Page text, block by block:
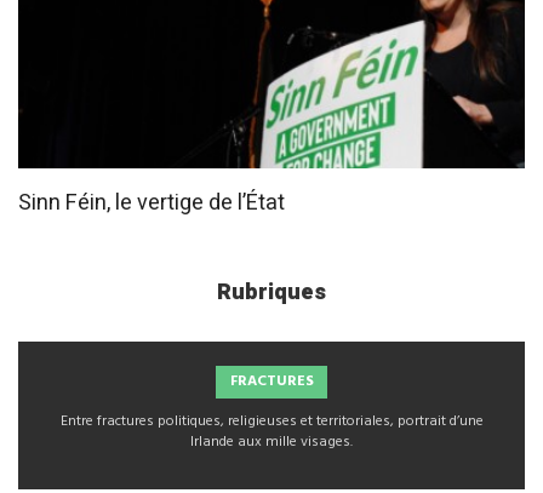
Sinn Féin, le vertige de l’État
Rubriques
FRACTURES
Entre fractures politiques, religieuses et territoriales, portrait d’une
Irlande aux mille visages.